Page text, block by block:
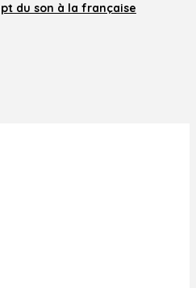
du son à la française